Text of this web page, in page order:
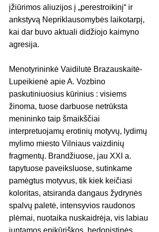
įžiūrimos aliuzijos į „perestroikinį“ ir
ankstyvą Nepriklausomybės laikotarpį,
kai dar buvo aktuali didžiojo kaimyno
agresija.
Menotyrininkė Vaidilutė Brazauskaitė-
Lupeikienė apie A. Vozbino
paskutiniuosius kūrinius : visiems
žinoma, tuose darbuose netrūksta
menininko taip šmaikščiai
interpretuojamų erotinių motyvų, lydimų
mylimo miesto Vilniaus vaizdinių
fragmentų. Brandžiuose, jau XXI a.
tapytuose paveiksluose, sutinkame
pamėgtus motyvus, tik kiek keičiasi
koloritas, atsiranda dangaus žydrynės
spalvų paletė, intensyvios raudonos
plėmai, nuotaika nuskaidrėja, vis labiau
juntamos epikūriškos, hedonistinės